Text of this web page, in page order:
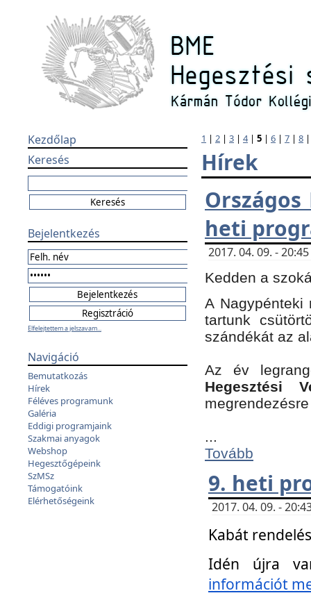
Kezdőlap
Keresés
Bejelentkezés
Elfelejtettem a jelszavam...
Navigáció
Bemutatkozás
Hírek
Féléves programunk
Galéria
Eddigi programjaink
Szakmai anyagok
Webshop
Hegesztőgépeink
SzMSz
Támogatóink
Elérhetőségeink
1 | 2 | 3 | 4| 5 | 6 | 7 | 8
Hírek
Országos
heti
2017. 04. 09. -
Kedden a
A Nagypénteki
tartunk
szándékát az
Az év
Hegesztési
...
Tovább
9. heti
2017. 04. 09. -
Kabát
Idén újra
információt